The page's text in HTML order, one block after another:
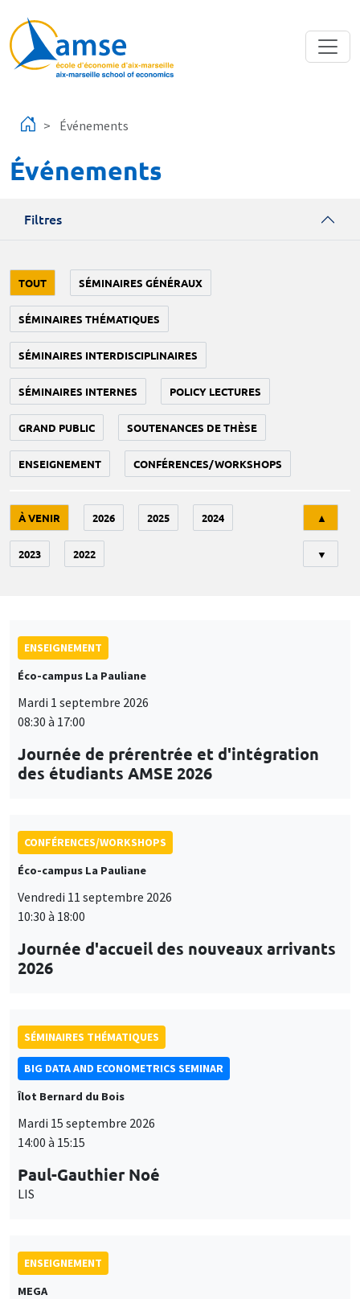
Événements
Événements
Filtres
TOUT SÉMINAIRES GÉNÉRAUX
SÉMINAIRES THÉMATIQUES
SÉMINAIRES INTERDISCIPLINAIRES
SÉMINAIRES INTERNES POLICY LECTURES
GRAND PUBLIC SOUTENANCES DE THÈSE
ENSEIGNEMENT CONFÉRENCES/WORKSHOPS
À VENIR 2026 2025 2024
2023 2022
▲
▼
ENSEIGNEMENT
Éco-campus La Pauliane
Mardi 1 septembre 2026
08:30 à 17:00
Journée de prérentrée et d'intégration
des étudiants AMSE 2026
CONFÉRENCES/WORKSHOPS
Éco-campus La Pauliane
Vendredi 11 septembre 2026
10:30 à 18:00
Journée d'accueil des nouveaux arrivants
2026
SÉMINAIRES THÉMATIQUES
BIG DATA AND ECONOMETRICS SEMINAR
Îlot Bernard du Bois
Mardi 15 septembre 2026
14:00 à 15:15
Paul-Gauthier Noé
LIS
ENSEIGNEMENT
MEGA